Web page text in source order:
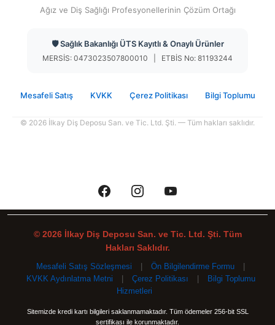
Ağız ve Diş Sağlığı Profesyonellerinin Çözüm Ortağı
🛡️ Sağlık Bakanlığı ÜTS Kayıtlı & Onaylı Ürünler
MERSİS: 0473023507800010 | ETBİS No: 81193244
Mesafeli Satış KVKK Çerez Politikası Bilgi Toplumu
© 2026 İlkay Diş Deposu San. ve Tic. Ltd. Şti. — Tüm hakları saklıdır.
© 2026 İlkay Diş Deposu San. ve Tic. Ltd. Şti. Tüm
Hakları Saklıdır.
Mesafeli Satış Sözleşmesi Ön Bilgilendirme Formu
KVKK Aydınlatma Metni
Çerez Politikası
Bilgi Toplumu
Hizmetleri
Sitemizde kredi kartı bilgileri saklanmamaktadır. Tüm ödemeler 256-bit SSL
sertifikası ile korunmaktadır.